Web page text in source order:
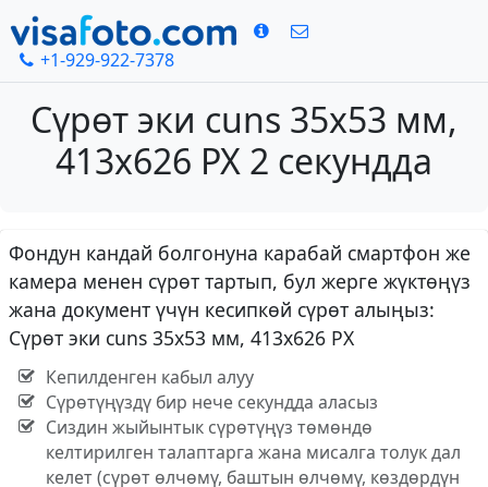
+1-929-922-7378
Сүрөт эки cuns 35x53 мм,
413x626 PX 2 секундда
Фондун кандай болгонуна карабай смартфон же
камера менен сүрөт тартып, бул жерге жүктөңүз
жана документ үчүн кесипкөй сүрөт алыңыз:
Сүрөт эки cuns 35x53 мм, 413x626 PX
Кепилденген кабыл алуу
Сүрөтүңүздү бир нече секундда аласыз
Сиздин жыйынтык сүрөтүңүз төмөндө
келтирилген талаптарга жана мисалга толук дал
келет (сүрөт өлчөмү, баштын өлчөмү, көздөрдүн